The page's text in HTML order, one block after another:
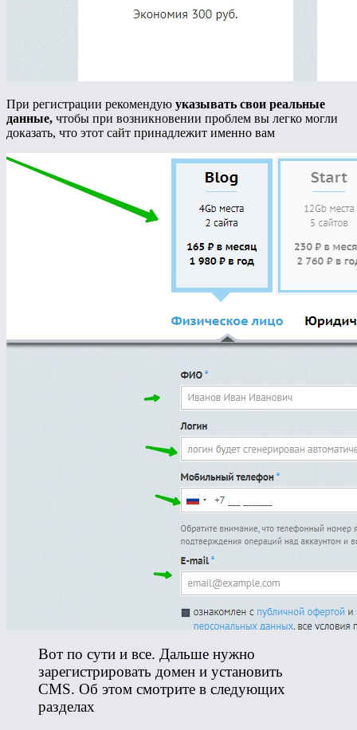
При регистрации рекомендую указывать свои реальные
данные, чтобы при возникновении проблем вы легко могли
доказать, что этот сайт принадлежит именно вам
Вот по сути и все. Дальше нужно
зарегистрировать домен и установить
CMS. Об этом смотрите в следующих
разделах